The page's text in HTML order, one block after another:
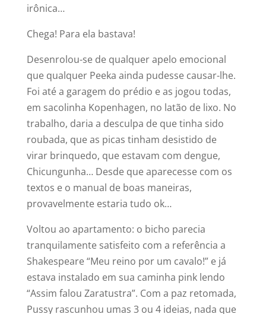
irônica…
Chega! Para ela bastava!
Desenrolou-se de qualquer apelo emocional
que qualquer Peeka ainda pudesse causar-lhe.
Foi até a garagem do prédio e as jogou todas,
em sacolinha Kopenhagen, no latão de lixo. No
trabalho, daria a desculpa de que tinha sido
roubada, que as picas tinham desistido de
virar brinquedo, que estavam com dengue,
Chicungunha… Desde que aparecesse com os
textos e o manual de boas maneiras,
provavelmente estaria tudo ok…
Voltou ao apartamento: o bicho parecia
tranquilamente satisfeito com a referência a
Shakespeare “Meu reino por um cavalo!” e já
estava instalado em sua caminha pink lendo
“Assim falou Zaratustra”. Com a paz retomada,
Pussy rascunhou umas 3 ou 4 ideias, nada que